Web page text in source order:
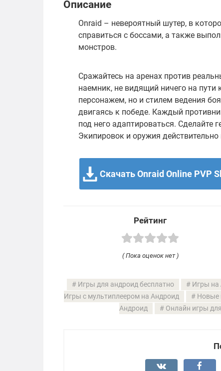
Описание
Onraid – невероятный шутер, в
справиться с боссами, а также
монстров.
Сражайтесь на аренах против
наемник, не видящий ничего на пути
персонажем, но и стилем ведения
двигаясь к победе. Каждый
под него адаптироваться.
Экипировок и оружия
Скачать Onraid Online PVP
Рейтинг
( Пока оценок нет )
Игры для андроид бесплатно Игры на
Игры с мультиплеером на Андроид
Новые
Андроид
Онлайн игры